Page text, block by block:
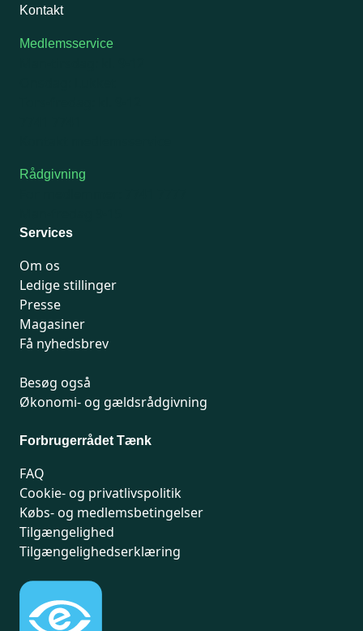
Kontakt
Medlemsservice
Rådgivning
Services
Om os
Ledige stillinger
Presse
Magasiner
Få nyhedsbrev
Besøg også
Økonomi- og gældsrådgivning
Forbrugerrådet Tænk
FAQ
Cookie- og privatlivspolitik
Købs- og medlemsbetingelser
Tilgængelighed
Tilgængelighedserklæring